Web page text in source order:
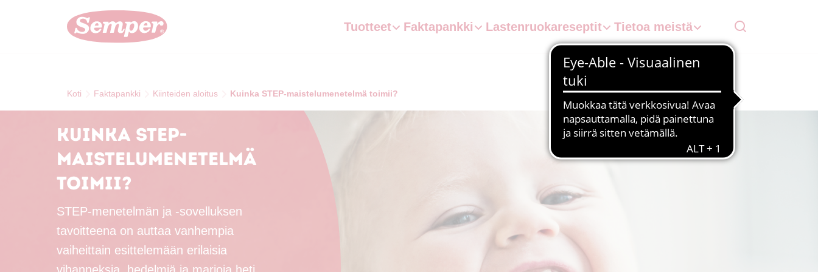
Skip to main content
Tuotteet Faktapankki Lastenruokareseptit Tietoa meistä
Koti Faktapankki Kiinteiden aloitus Kuinka STEP-maistelumenetelmä toimii?
Kuinka STEP-
maistelumenetelmä
toimii?
STEP-menetelmän ja -sovelluksen
tavoitteena on auttaa vanhempia
vaiheittain esittelemään erilaisia